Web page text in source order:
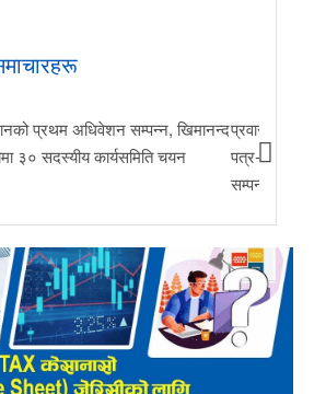
प्रथम अधिवेशन सम्पन्न, खिमानन्द
३० सदस्यीय कार्यसमिति चयन
प्रवास र
पत्र-२०२६
सम्पन्न